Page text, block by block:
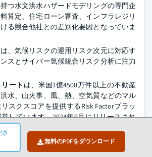
さ
無料のPDFをダウンロード
つ水文洪水ハザードモデリングの専門企
算定、住宅ローン審査、インフラレジリ
る競合他社との差別化要因となっていま
は、気候リスクの運用リスク次元に対応す
スとサイバー気候統合リスク分析に注力
ート は、米国1億4500万件以上の不動産
水、山火事、風、熱、空気質などのマル
スクスコアを提供するRisk Factorプラッ
しています。2024年9月にリリースされ
ットフォームのアップデートでは、単一
評価に加え、山火事・風、熱・洪水の複合
グが追加され、保険アクチュアリーや自